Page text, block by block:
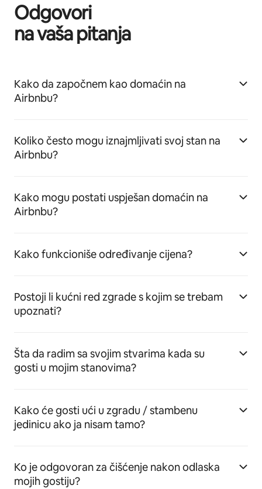
Odgovori
na vaša pitanja
Kako da započnem kao domaćin na
Airbnbu?
Koliko često mogu iznajmljivati svoj stan na
Airbnbu?
Kako mogu postati uspješan domaćin na
Airbnbu?
Kako funkcioniše određivanje cijena?
Postoji li kućni red zgrade s kojim se trebam
upoznati?
Šta da radim sa svojim stvarima kada su
gosti u mojim stanovima?
Kako će gosti ući u zgradu / stambenu
jedinicu ako ja nisam tamo?
Ko je odgovoran za čišćenje nakon odlaska
mojih gostiju?